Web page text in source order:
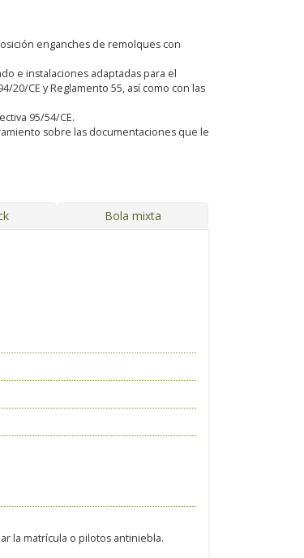
enganches de remolques con
e instalaciones adaptadas para el
CE y Reglamento 55, así como con las
95/54/CE.
sobre las documentaciones que le
Bola mixta
la matrícula o pilotos antiniebla.